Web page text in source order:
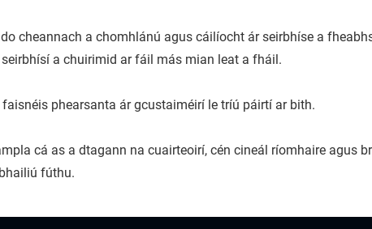
cheannach a chomhlánú agus cáilíocht ár seirbhíse a
a chuirimid ar fáil más mian leat a fháil.
phearsanta ár gcustaiméirí le tríú páirtí ar bith.
cá as a dtagann na cuairteoirí, cén cineál ríomhaire agus
fúthu.